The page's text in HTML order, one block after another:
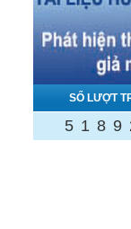
SỐ LƯỢT
5 1 8 9